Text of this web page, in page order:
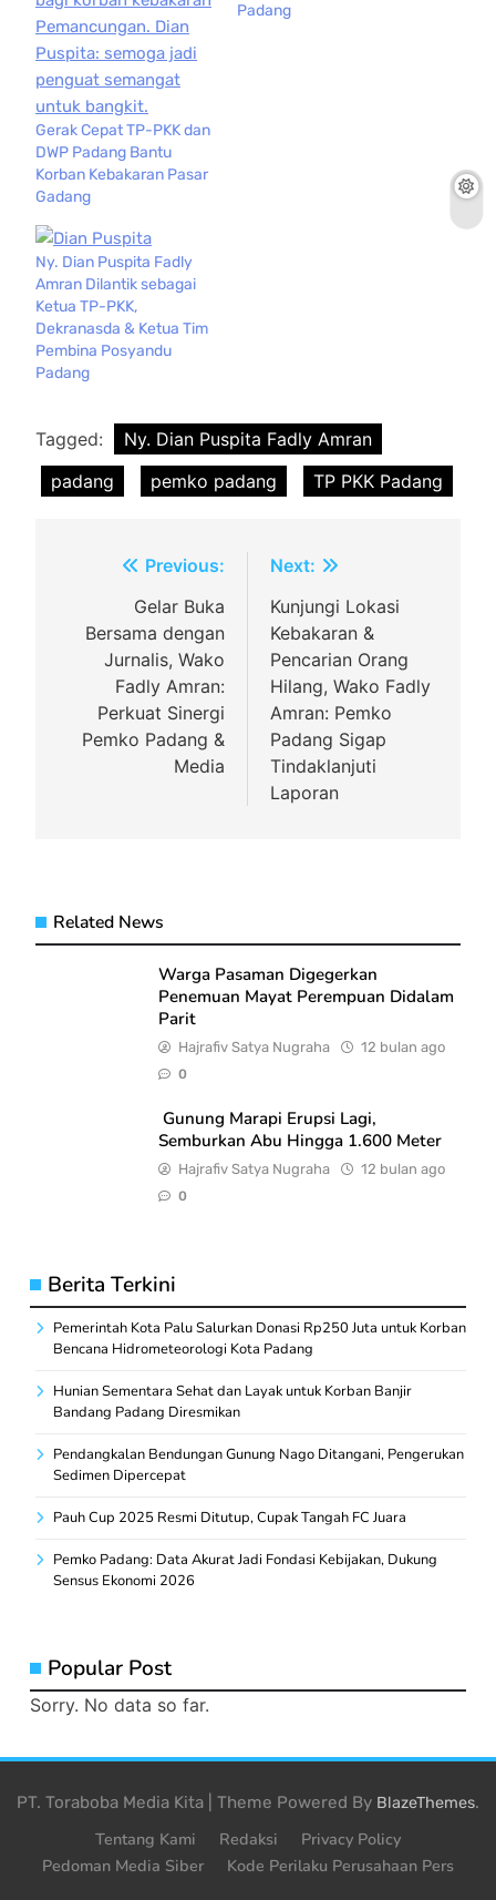
Gerak Cepat TP-PKK dan
DWP Padang Bantu
Korban Kebakaran Pasar
Gadang
Padang
Ny. Dian Puspita Fadly
Amran Dilantik sebagai
Ketua TP-PKK,
Dekranasda & Ketua Tim
Pembina Posyandu
Padang
Tagged:
Ny. Dian Puspita Fadly Amran
padang
pemko padang TP PKK Padang
NavigasiPrevious:
Gelar Buka
Bersama dengan
Jurnalis, Wako
Fadly Amran:
Perkuat Sinergi
Pemko Padang &
Media
Next:
Kunjungi Lokasi
Kebakaran &
Pencarian Orang
Hilang, Wako Fadly
Amran: Pemko
Padang Sigap
Tindaklanjuti
Laporan
Related News
Warga Pasaman Digegerkan
Penemuan Mayat Perempuan Didalam
Parit
Hajrafiv Satya Nugraha 12 bulan ago
0
Gunung Marapi Erupsi Lagi,
Semburkan Abu Hingga 1.600 Meter
Hajrafiv Satya Nugraha 12 bulan ago
0
Berita Terkini
Pemerintah Kota Palu Salurkan Donasi Rp250 Juta untuk Korban
Bencana Hidrometeorologi Kota Padang
Hunian Sementara Sehat dan Layak untuk Korban Banjir
Bandang Padang Diresmikan
Pendangkalan Bendungan Gunung Nago Ditangani, Pengerukan
Sedimen Dipercepat
Pauh Cup 2025 Resmi Ditutup, Cupak Tangah FC Juara
Pemko Padang: Data Akurat Jadi Fondasi Kebijakan, Dukung
Sensus Ekonomi 2026
Popular Post
Sorry. No data so far.
PT. Toraboba Media Kita | Theme Powered By BlazeThemes.
Tentang Kami Redaksi
Privacy Policy
Pedoman Media Siber
Kode Perilaku Perusahaan Pers